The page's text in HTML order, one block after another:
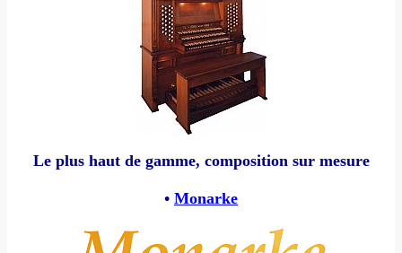
Le plus haut de gamme, composition sur mesure
• Monarke